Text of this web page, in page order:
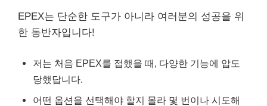
EPEX는 단순한 도구가 아니라 여러분의 성공을 위
한 동반자입니다!
저는 처음 EPEX를 접했을 때, 다양한 기능에 압도
당했답니다.
어떤 옵션을 선택해야 할지 몰라 몇 번이나 시도해